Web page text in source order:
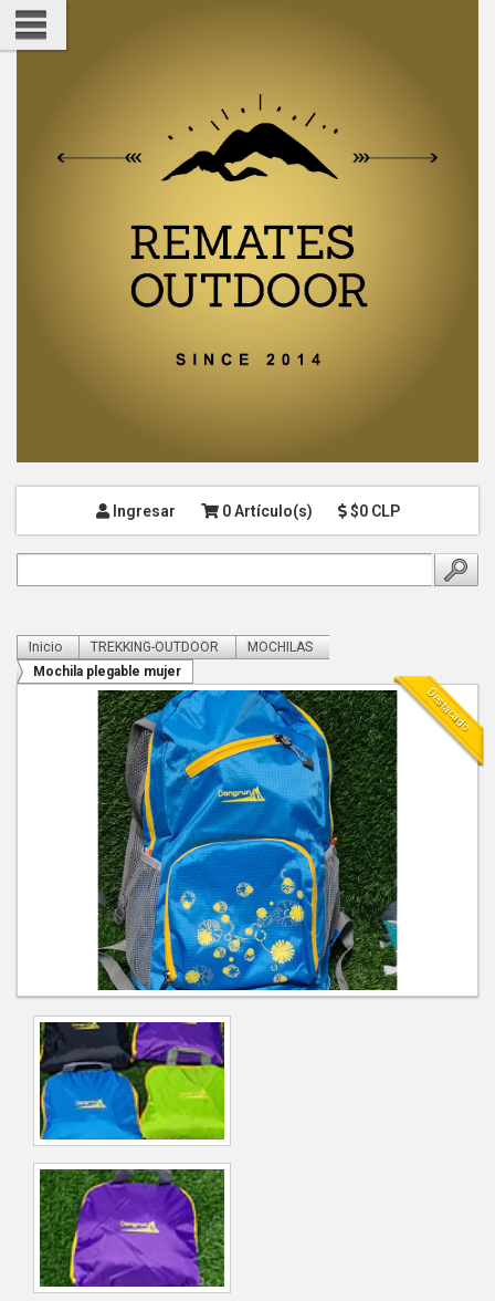
Ingresar 0 Artículo(s) $0 CLP
Inicio TREKKING-OUTDOOR
MOCHILAS
Mochila plegable mujer
Destacado